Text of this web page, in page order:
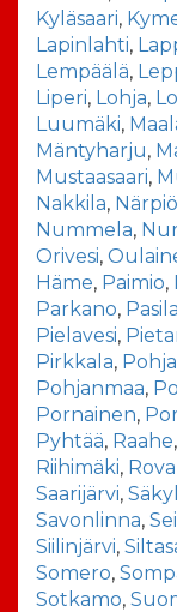
Kyläsaari,
Lapinlahti,
Lempäälä,
Liperi, Lohja,
Luumäki,
Mäntyharju,
Mustaasaari,
Nakkila, Närpiö
Nummela,
Orivesi,
Häme, Paimio,
Parkano, Pasila
Pielavesi,
Pirkkala,
Pohjanmaa,
Pornainen,
Pyhtää, Raahe,
Riihimäki,
Saarijärvi,
Savonlinna,
Siilinjärvi,
Somero,
Sotkamo,